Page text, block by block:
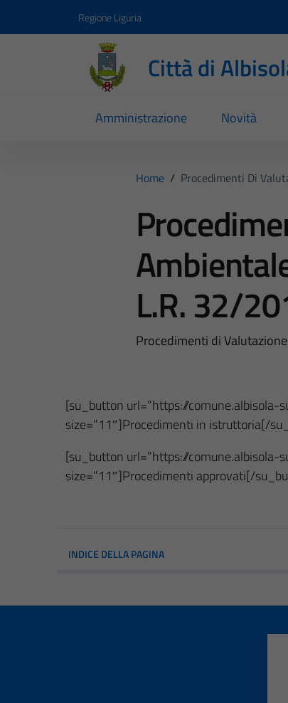
Regione Liguria
Città di
Amministrazione Novità
Home / Procedimenti Di
L.R. 32/
Procedimenti di
[su_button url=”https://comune.albisola-
size=”11″]Procedimenti in istruttoria[/
[su_button url=”https://comune.albisola-
size=”11″]Procedimenti approvati[/
INDICE DELLA PAGINA